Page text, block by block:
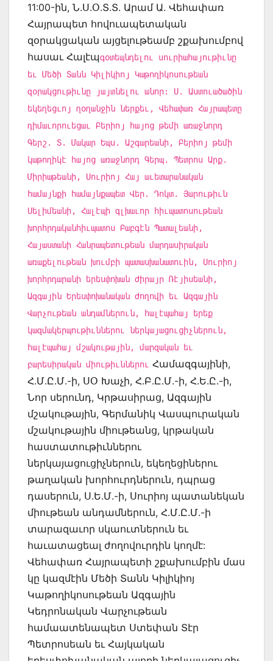
11:00-ին, Ն.Ս.Օ.Տ.Տ. Արամ Ա. Վեհափառ
Հայրապետ հովուապետական
զօրակցական այցելութեամբ շքախումբով
հասաւ Հալէպգօտեպնդելու սուրիահայութիւնը
եւ Մեծի Տանն Կիլիկիոյ Կաթողիկոսութեան
զօրակցութիւնը յայտնելու անոր: Ս. Աստուածածին
եկեղեցւոյ ղօղանջին ներքեւ, Վեհափառ Հայրապետը
դիմաւորուեցաւ Բերիոյ հայոց թեմի առաջնորդ
Գերշ. Տ. Մակար Եպս. Աշգարեանի, Բերիոյ թեմի
կաթողիկէ հայոց առաջնորդ Գերպ. Պետրոս Արք.
Միրիաթեանի, Սուրիոյ Հայ աւետարանական
համայնքի համայնքապետ Վեր. Դոկտ. Յարութիւն
Սելիմեանի, Հալէպի գլխաւոր հիւպատոսութեան
խորհրդականհիւպատոս Բաբգէն Պատալեանի,
Հայաստանի Հանրապետութեան մարդասիրական
առաքելութեան խումբի պատասխանատուին, Սուրիոյ
խորհրդարանի երեսփոխան Ժիրայր Ռէյիսեանի,
Ազգային Երեսփոխանական Ժողովի եւ Ազգային
Վարչութեան անդամներուն, հալէպահայ երեք
կազմակերպութիւններու ներկայացուցիչներուն,
հալէպահայ մշակութային, մարզական եւ
բարեսիրական միութիւններու
Համազգայինի,
Հ.Մ.Ը.Մ.-ի, ՍՕ Խաչի, Հ.Բ.Ը.Մ.-ի, Հ.Ե.Ը.-ի,
Նոր սերունդ, Կրթասիրաց, Ազգային
մշակութային, Գերմանիկ Վասպուրական
մշակութային միութեանց, կրթական
հաստատութիւններու
ներկայացուցիչներուն, եկեղեցիներու
թաղական խորհուրդներուն, դպրաց
դասերուն, Ս.Ե.Մ.-ի, Սուրիոյ պատանեկան
միութեան անդամներուն, Հ.Մ.Ը.Մ.-ի
տարազաւոր սկաուտներուն եւ
հաւատացեալ ժողովուրդին կողմէ:
Վեհափառ Հայրապետի շքախումբին մաս
կը կազմէին Մեծի Տանն Կիլիկիոյ
Կաթողիկոսութեան Ազգային
Կեդրոնական Վարչութեան
համաատենապետ Ստեփան Տէր
Պետրոսեան եւ Հայկական